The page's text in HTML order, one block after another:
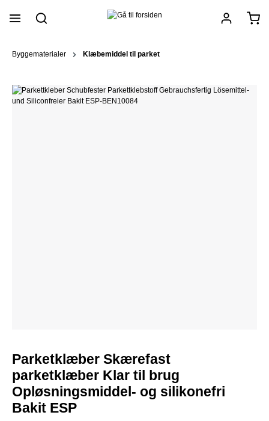
Byggematerialer Klæbemiddel til parket
Parketklæber Skærefast
parketklæber Klar til brug
Opløsningsmiddel- og silikonefri
Bakit ESP